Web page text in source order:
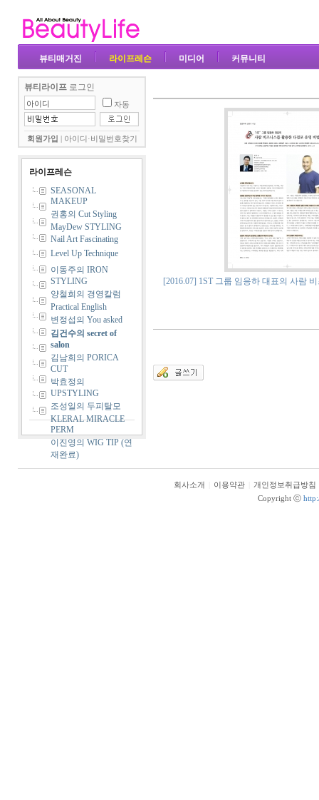
뷰티매거진 라이프레슨 미디어 커뮤니티
뷰티라이프 로그인
자동
회원가입 아이디·비밀번호찾기
라이프레슨
SEASONAL
MAKEUP
권홍의 Cut Styling
MayDew STYLING
Nail Art Fascinating
Level Up Technique
이동주의 IRON
STYLING
양철희의 경영칼럼
Practical English
변정섭의 You asked
김건수의 secret of
salon
김남희의 PORICA
CUT
박효정의
UPSTYLING
조성일의 두피탈모
KLERAL MIRACLE
PERM
이진영의 WIG TIP (연
재완료)
[2016.07] 1ST 그룹 임응하 대표의 사람
회사소개 이용약관
개인정보취급방침
Copyright ⓒ